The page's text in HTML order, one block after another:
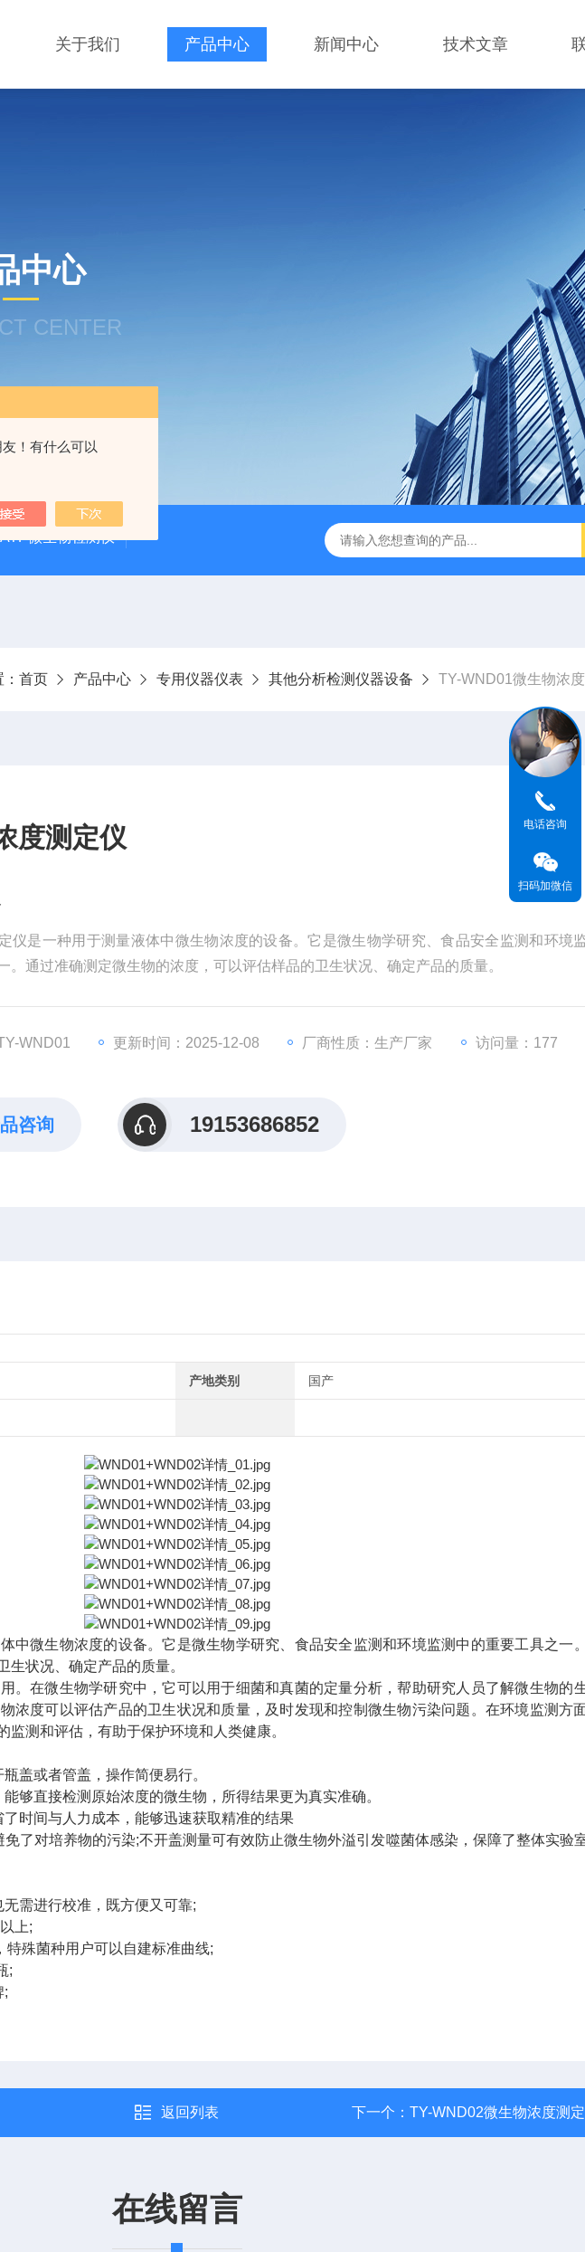
！有什么可以
关于我们 产品中心 新闻中心 技术文章
中心
CENTER
ATP微生物检测仪
首页 产品中心 专用仪器仪表 其他分析检测仪器设备 TY-WND01微生物浓
度测定仪
仪是一种用于测量液体中微生物浓度的设备。它是微生物学研究、食品安全监测和环境
。通过准确测定微生物的浓度，可以评估样品的卫生状况、确定产品的质量。
WND01 更新时间：2025-12-08 厂商性质：生产厂家 访问量：177
咨询 19153686852
产地类别 国产
中微生物浓度的设备。它是微生物学研究、食品安全监测和环境监测中的重要工具之一
状况、确定产品的质量。
。在微生物学研究中，它可以用于细菌和真菌的定量分析，帮助研究人员了解微生物的
浓度可以评估产品的卫生状况和质量，及时发现和控制微生物污染问题。在环境监测方
测和评估，有助于保护环境和人类健康。
或者管盖，操作简便易行。
直接检测原始浓度的微生物，所得结果更为真实准确。
间与人力成本，能够迅速获取精准的结果
对培养物的污染;不开盖测量可有效防止微生物外溢引发噬菌体感染，保障了整体实验
需进行校准，既方便又可靠;
上;
殊菌种用户可以自建标准曲线;
;
;
返回列表 下一个： TY-WND02微生物浓度测
在线留言
电话咨询
扫码加微信